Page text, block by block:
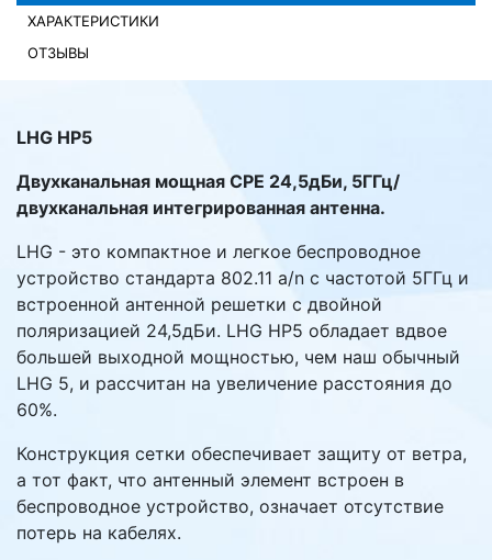
ХАРАКТЕРИСТИКИ
ОТЗЫВЫ
LHG HP5
Двухканальная мощная CPE 24,5дБи, 5ГГц/
двухканальная интегрированная антенна.
LHG - это компактное и легкое беспроводное
устройство стандарта 802.11 a/n с частотой 5ГГц и
встроенной антенной решетки с двойной
поляризацией 24,5дБи. LHG HP5 обладает вдвое
большей выходной мощностью, чем наш обычный
LHG 5, и рассчитан на увеличение расстояния до
60%.
Конструкция сетки обеспечивает защиту от ветра,
а тот факт, что антенный элемент встроен в
беспроводное устройство, означает отсутствие
потерь на кабелях.